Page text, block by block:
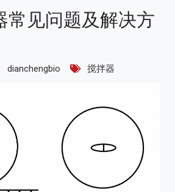
常见问题及解决方
dianchengbio 搅拌器